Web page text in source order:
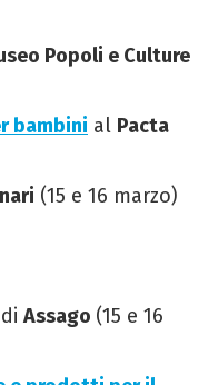
Popoli e Culture
bambini al Pacta
(15 e 16 marzo)
di Assago (15 e 16